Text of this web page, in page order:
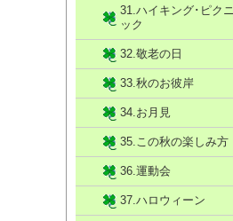
31.ハイキング･ピクニ
ック
32.敬老の日
33.秋のお彼岸
34.お月見
35.この秋の楽しみ方
36.運動会
37.ハロウィーン